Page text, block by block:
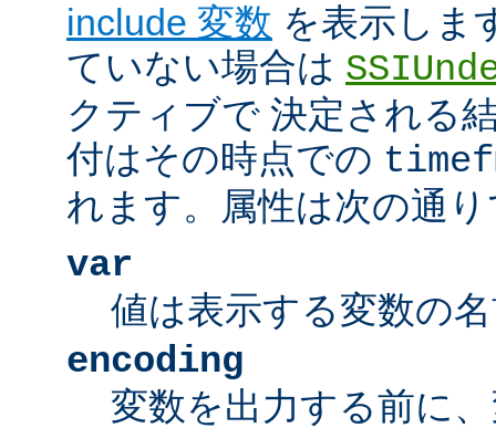
include 変数 を表示しま
ていない場合は
クティブで 決定される
付はその時点での
れます。属性は次の通
var
値は表示する変数の
encoding
変数を出力する前に